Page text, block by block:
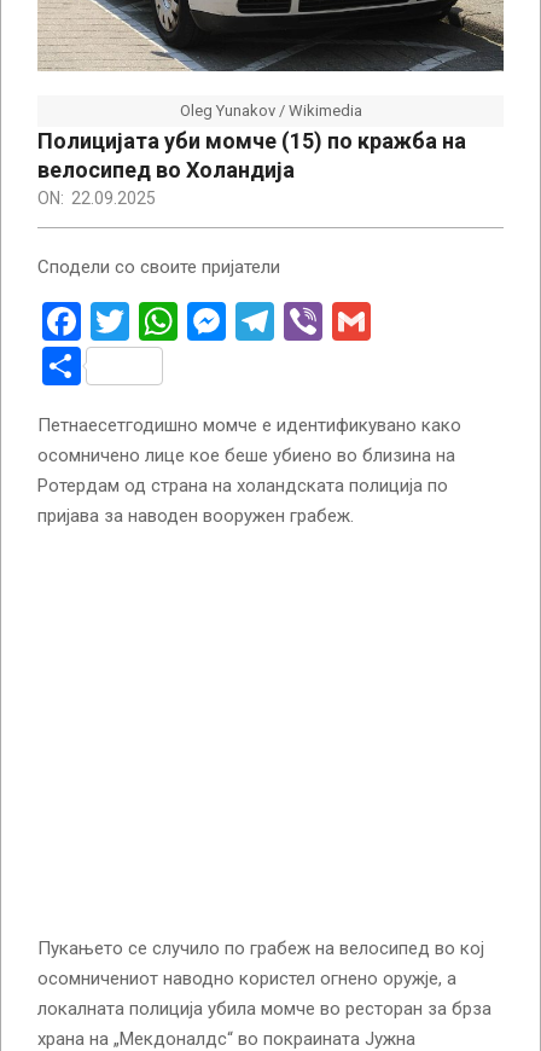
Oleg Yunakov / Wikimedia
Полицијата уби момче (15) по кражба на
велосипед во Холандија
ON: 22.09.2025
Сподели со своите пријатели
Facebook
Twitter
WhatsApp
Messenger
Telegram
Viber
Share
Петнаесетгодишно момче е идентификувано како
осомничено лице кое беше убиено во близина на
Ротердам од страна на холандската полиција по
пријава за наводен вооружен грабеж.
Пукањето се случило по грабеж на велосипед во кој
осомничениот наводно користел огнено оружје, а
локалната полиција убила момче во ресторан за брза
храна на „Мекдоналдс“ во покраината Јужна